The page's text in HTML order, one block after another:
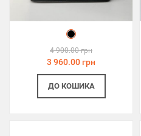
4 900.00 грн
3 960.00 грн
ДО КОШИКА